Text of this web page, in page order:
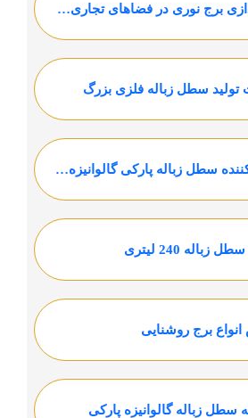
نورپردازی برج نوری در فضاهای تجاری: افزایش جلب مشتری و جذابیت
سطل زباله فلزی بزرگ
تولید کننده سطل زباله پارکی گالوانیزه پرتوسازان بدیع
240 لیتری
برج روشنایی
سطل زباله گالوانیزه پارکی